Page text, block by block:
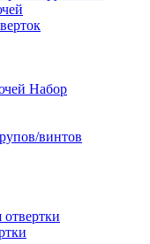
Набор
винтов
отвертки